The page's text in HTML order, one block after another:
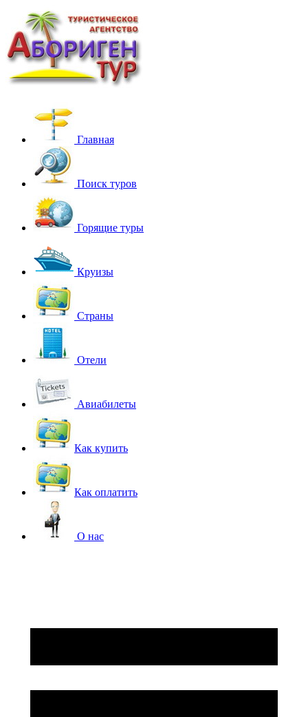
Главная
Поиск туров
Горящие туры
Круизы
Страны
Отели
Авиабилеты
Как купить
Как оплатить
О нас